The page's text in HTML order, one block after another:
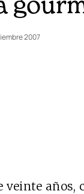
2007
veinte años,